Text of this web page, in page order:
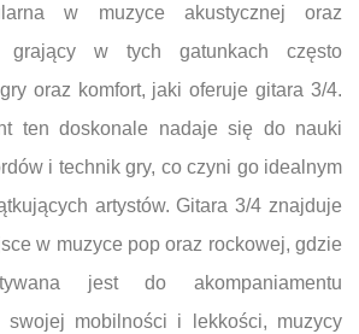
w muzyce akustycznej oraz
grający w tych gatunkach często
oraz komfort, jaki oferuje gitara 3/4.
ten doskonale nadaje się do nauki
i technik gry, co czyni go idealnym
artystów. Gitara 3/4 znajduje
w muzyce pop oraz rockowej, gdzie
jest do akompaniamentu
swojej mobilności i lekkości, muzycy